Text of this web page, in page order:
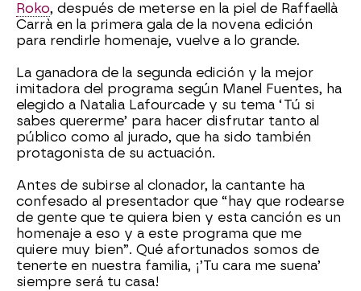
Roko, después de meterse en la piel de Raffaellà
Carrà en la primera gala de la novena edición
para rendirle homenaje, vuelve a lo grande.
La ganadora de la segunda edición y la mejor
imitadora del programa según Manel Fuentes, ha
elegido a Natalia Lafourcade y su tema ‘Tú si
sabes quererme’ para hacer disfrutar tanto al
público como al jurado, que ha sido también
protagonista de su actuación.
Antes de subirse al clonador, la cantante ha
confesado al presentador que “hay que rodearse
de gente que te quiera bien y esta canción es un
homenaje a eso y a este programa que me
quiere muy bien”. Qué afortunados somos de
tenerte en nuestra familia, ¡’Tu cara me suena’
siempre será tu casa!